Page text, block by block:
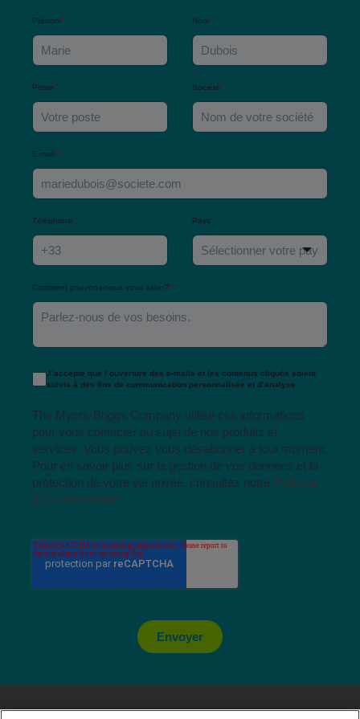
Prénom* Nom*
Poste* Société*
E-mail *
Téléphone* Pays*
Comment pouvons-nous vous aider?*
J’accepte que l’ouverture des e-mails et les contenus cliqués soient
suivis à des fins de communication personnalisée et d’analyse
The Myers-Briggs Company utilise ces informations
pour vous contacter au sujet de nos produits et
services. Vous pouvez vous désabonner à tout moment.
Pour en savoir plus sur la gestion de vos données et la
protection de votre vie privée, consultez notre Politique
de confidentialité
Envoyer